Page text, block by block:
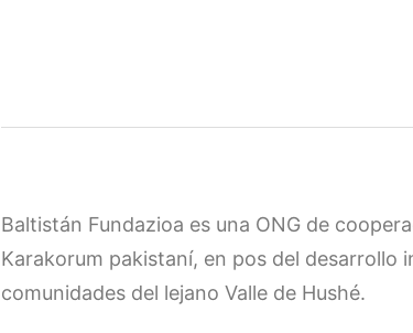
Baltistán Fundazioa es una ONG de
Karakorum pakistaní, en pos del desarrollo
comunidades del lejano Valle de Hushé.